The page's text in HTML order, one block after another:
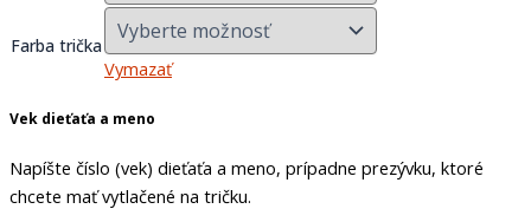
Farba trička
Vymazať
Vek dieťaťa a meno
Napíšte číslo (vek) dieťaťa a meno, prípadne prezývku, ktoré
chcete mať vytlačené na tričku.